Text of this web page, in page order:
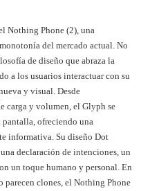
Nothing Phone (2), una
del mercado actual. No
de diseño que abraza la
a los usuarios interactuar con su
y visual. Desde
carga y volumen, el Glyph se
ofreciendo una
informativa. Su diseño Dot
declaración de intenciones, un
un toque humano y personal. En
parecen clones, el Nothing Phone